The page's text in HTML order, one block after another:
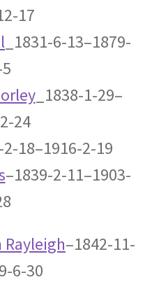
確にして同位体
実験家】
ール
仕事当量の数値化】
ヤー
ギーの概念の確立に
17
_1831-6-13–1879-
_1838-1-29–
24
18–1916-2-19
–1839-2-11–1903-
–1842-11-
6-30